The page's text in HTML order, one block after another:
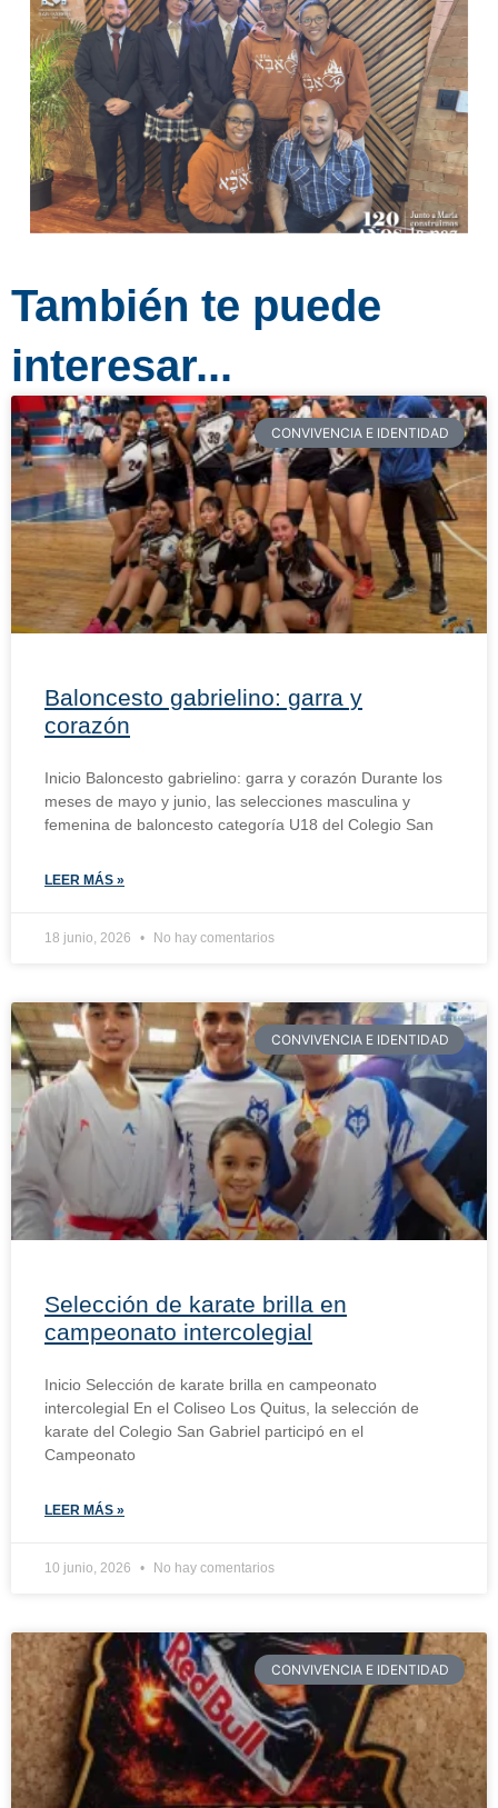
También te puede
interesar...
CONVIVENCIA E IDENTIDAD
Baloncesto gabrielino: garra y
corazón
Inicio Baloncesto gabrielino: garra y corazón Durante los
meses de mayo y junio, las selecciones masculina y
femenina de baloncesto categoría U18 del Colegio San
LEER MÁS »
18 junio, 2026 No hay comentarios
CONVIVENCIA E IDENTIDAD
Selección de karate brilla en
campeonato intercolegial
Inicio Selección de karate brilla en campeonato
intercolegial En el Coliseo Los Quitus, la selección de
karate del Colegio San Gabriel participó en el
Campeonato
LEER MÁS »
10 junio, 2026 No hay comentarios
CONVIVENCIA E IDENTIDAD